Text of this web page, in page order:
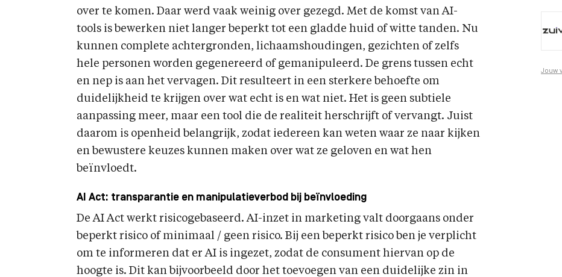
over te komen. Daar werd vaak weinig over gezegd. Met de komst van AI-
tools is bewerken niet langer beperkt tot een gladde huid of witte tanden. Nu
kunnen complete achtergronden, lichaamshoudingen, gezichten of zelfs
hele personen worden gegenereerd of gemanipuleerd. De grens tussen echt
en nep is aan het vervagen. Dit resulteert in een sterkere behoefte om
duidelijkheid te krijgen over wat echt is en wat niet. Het is geen subtiele
aanpassing meer, maar een tool die de realiteit herschrijft of vervangt. Juist
daarom is openheid belangrijk, zodat iedereen kan weten waar ze naar kijken
en bewustere keuzes kunnen maken over wat ze geloven en wat hen
beïnvloedt.
AI Act: transparantie en manipulatieverbod bij beïnvloeding
De AI Act werkt risicogebaseerd. AI-inzet in marketing valt doorgaans onder
beperkt risico of minimaal / geen risico. Bij een beperkt risico ben je verplicht
om te informeren dat er AI is ingezet, zodat de consument hiervan op de
hoogte is. Dit kan bijvoorbeeld door het toevoegen van een duidelijke zin in
Jouw